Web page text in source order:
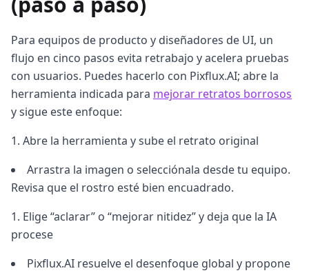
Para equipos de producto y diseñadores de UI, un
flujo en cinco pasos evita retrabajo y acelera pruebas
con usuarios. Puedes hacerlo con Pixflux.AI; abre la
herramienta indicada para mejorar retratos borrosos
y sigue este enfoque:
Abre la herramienta y sube el retrato original
Arrastra la imagen o selecciónala desde tu equipo.
Revisa que el rostro esté bien encuadrado.
Elige “aclarar” o “mejorar nitidez” y deja que la IA
procese
Pixflux.AI resuelve el desenfoque global y propone